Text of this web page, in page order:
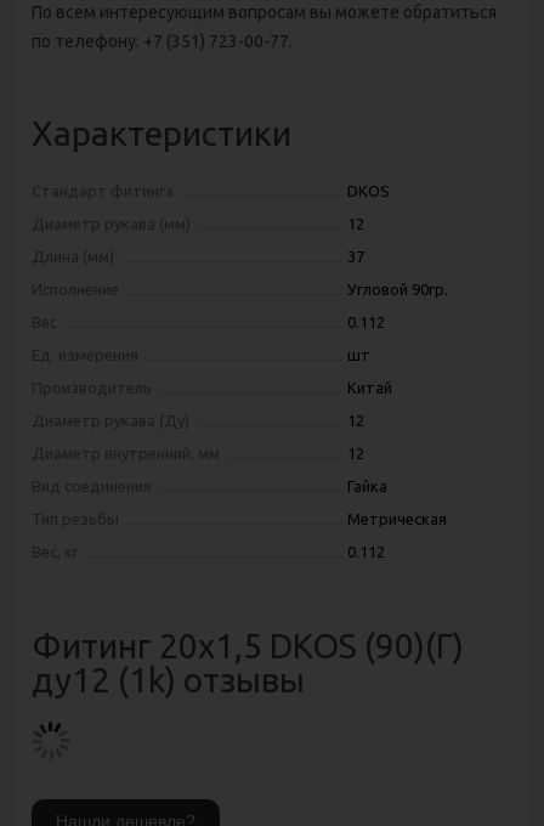
По всем интересующим вопросам вы можете обратиться
по телефону: +7 (351) 723-00-77.
Характеристики
Стандарт фитинга
DKOS
Диаметр рукава (мм)
12
Длина (мм)
37
Исполнение
Угловой 90гр.
Вес
0.112
Ед. измерения
шт
Производитель
Китай
Диаметр рукава (Ду)
12
Диаметр внутренний, мм
12
Вид соединения
Гайка
Тип резьбы
Метрическая
Вес, кг
0.112
Фитинг 20х1,5 DKOS (90)(Г)
ду12 (1k) отзывы